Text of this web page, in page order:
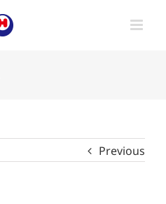
Previous